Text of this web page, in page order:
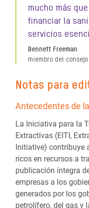
mucho más
financiar la
servicios
Bennett Freeman
miembro del
Notas para
Antecedentes de
La Iniciativa para la
Extractivas (EITI,
Initiative) contribuye
ricos en recursos a
publicación íntegra
empresas a los
generados por los
petrolífero, del gas y